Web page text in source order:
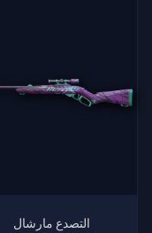
التصدع مارشال